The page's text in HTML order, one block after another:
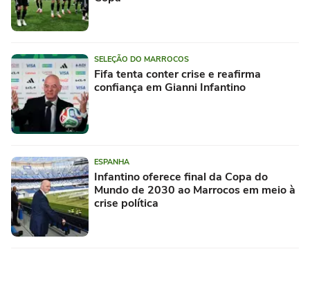
SELEÇÃO DO MARROCOS
Fifa tenta conter crise e reafirma
confiança em Gianni Infantino
ESPANHA
Infantino oferece final da Copa do
Mundo de 2030 ao Marrocos em meio à
crise política